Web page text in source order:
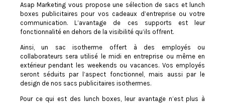
Asap Marketing vous propose une sélection de sacs et lunch
boxes publicitaires pour vos cadeaux d’entreprise ou votre
communication. L’avantage de ces supports est leur
fonctionnalité en dehors de la visibilité qu’ils offrent.
Ainsi, un sac isotherme offert à des employés ou
collaborateurs sera utilisé le midi en entreprise ou même en
extérieur pendant les weekends ou vacances. Vos employés
seront séduits par l’aspect fonctionnel, mais aussi par le
design de nos sacs publicitaires isothermes.
Pour ce qui est des lunch boxes, leur avantage n’est plus à